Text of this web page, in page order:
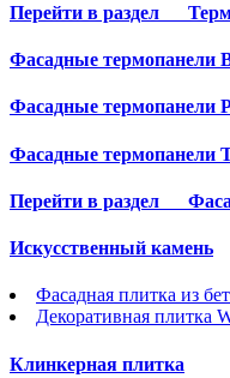
Перейти в раздел
Фасадные термопанели
Фасадные термопанели
Фасадные термопанели
Перейти в раздел
Искусственный камень
Фасадная плитка из
Декоративная плитка
Клинкерная плитка